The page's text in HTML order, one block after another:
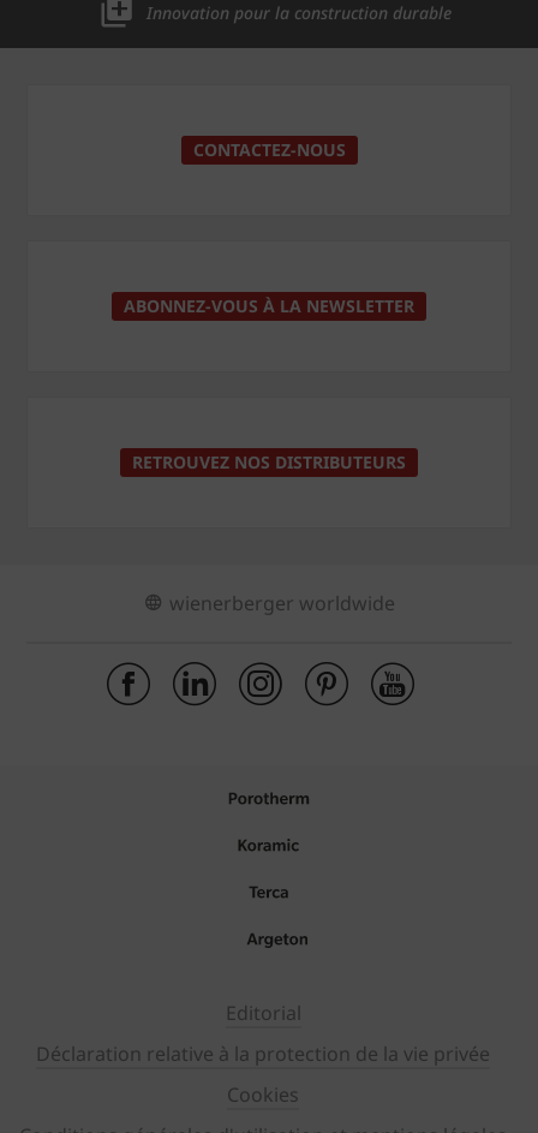
Innovation pour la construction durable
CONTACTEZ-NOUS
ABONNEZ-VOUS À LA NEWSLETTER
RETROUVEZ NOS DISTRIBUTEURS
wienerberger worldwide
Editorial
Déclaration relative à la protection de la vie privée
Cookies